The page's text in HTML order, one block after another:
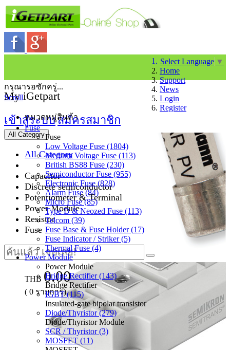
Select Language ▼
Home
Support
News
Login
Register
My iGetpart
เข้าสู่ระบบสมัครสมาชิก
All Category
All Category
Capacitor
Discrete semiconductor
Potentiometer & Terminal
Power Module
Resistor
Fuse
THB 0.00
( 0 รายการ)
กรุณารอซักครู่...
Scroll
หมวดหมู่สินค้า
Fuse
Fuse
Low Voltage Fuse (1804)
Medium Voltage Fuse (113)
British BS88 Fuse (230)
Semiconductor Fuse (955)
Electronic Fuse (828)
Alarm Fuse (84)
Micro Fuse (85)
Type D & Neozed Fuse (113)
Telcom (39)
Fuse Base & Fuse Holder (17)
Fuse Indicator / Striker (5)
Thermal Fuse (4)
Power Module
Power Module
Bridge Rectifier (143)
Bridge Rectifier
IGBT (115)
Insulated-gate bipolar transistor
Diode/Thyristor (279)
Diode/Thyristor Module
SCR / Thyristor (3)
MOSFET (11)